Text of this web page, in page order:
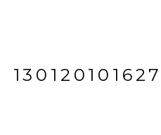
130120101627